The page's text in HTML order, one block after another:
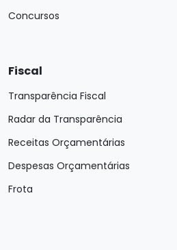
Concursos
Fiscal
Transparência Fiscal
Radar da Transparência
Receitas Orçamentárias
Despesas Orçamentárias
Frota